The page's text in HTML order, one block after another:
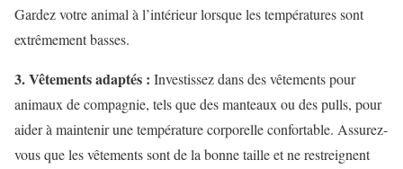
Gardez votre animal à l’intérieur lorsque les températures sont
extrêmement basses.
3. Vêtements adaptés : Investissez dans des vêtements pour
animaux de compagnie, tels que des manteaux ou des pulls, pour
aider à maintenir une température corporelle confortable. Assurez-
vous que les vêtements sont de la bonne taille et ne restreignent